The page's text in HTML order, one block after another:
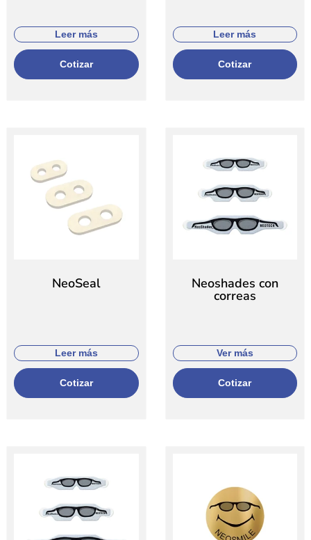
Leer más
Cotizar
Leer más
Cotizar
NeoSeal
Leer más
Cotizar
Neoshades con
correas
Ver más
Cotizar